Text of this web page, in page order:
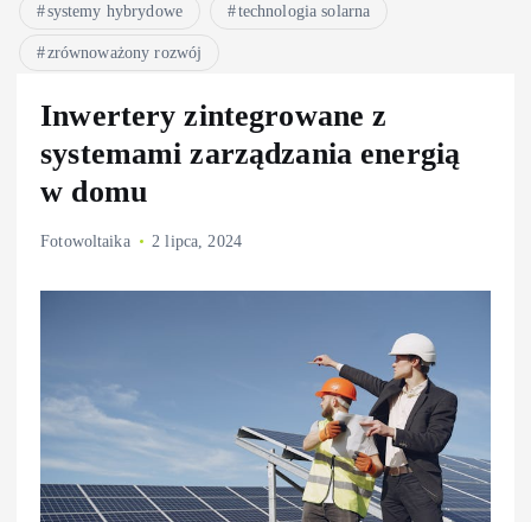
systemy hybrydowe technologia solarna
zrównoważony rozwój
Inwertery zintegrowane z
systemami zarządzania energią
w domu
Fotowoltaika 2 lipca, 2024